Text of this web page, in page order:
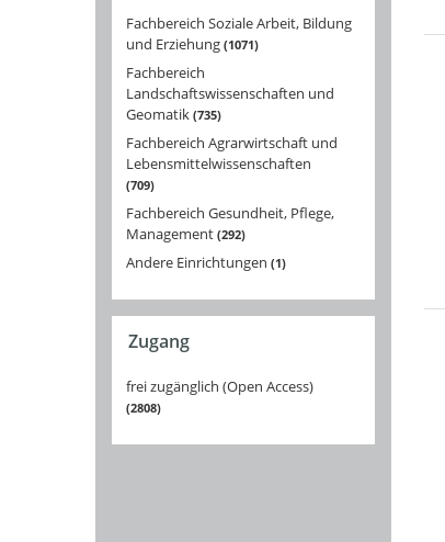
Fachbereich Soziale Arbeit, Bildung
und Erziehung 1071
Fachbereich
Landschaftswissenschaften und
Geomatik 735
Fachbereich Agrarwirtschaft und
Lebensmittelwissenschaften
709
Fachbereich Gesundheit, Pflege,
Management 292
Andere Einrichtungen 1
Zugang
frei zugänglich (Open Access)
2808